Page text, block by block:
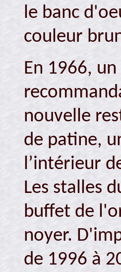
le banc
couleur
En 1966,
nouvelle
de patine,
l’intérieur
Les stalles
buffet de
noyer.
de 1996 à